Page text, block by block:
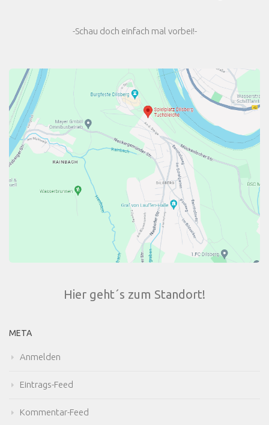
-Schau doch einfach mal vorbei!-
Hier geht´s zum Standort!
META
Anmelden
Eintrags-Feed
Kommentar-Feed